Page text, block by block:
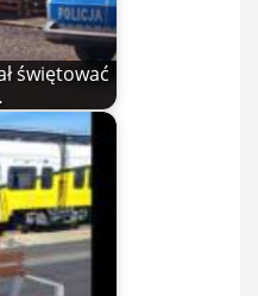
świętować